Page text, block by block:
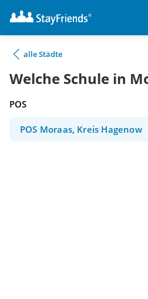
alle Städte
Welche Schule in
POS
POS Moraas, Kreis Hagenow